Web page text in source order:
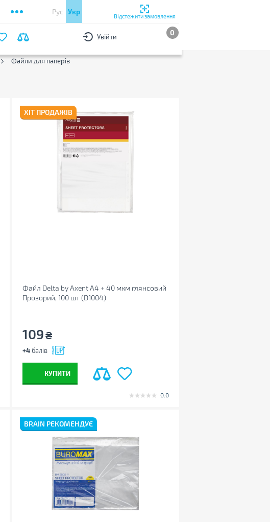
Рус Укр
Відстежити замовлення
Увійти 0
Файли для паперів
ФІЛЬТРИ За популярністю
ХІТ ПРОДАЖІВ
Файл Delta by Axent А4 + 40 мкм глянсовий
Прозорий, 100 шт (D1004)
109₴
+4 балів
КУПИТИ
0.0
BRAIN РЕКОМЕНДУЄ